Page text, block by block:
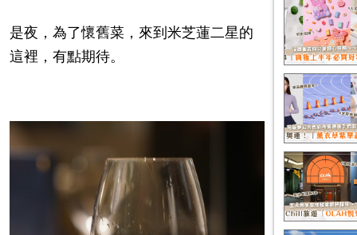
是夜，為了懷舊菜，來到米芝蓮二星的
這裡，有點期待。